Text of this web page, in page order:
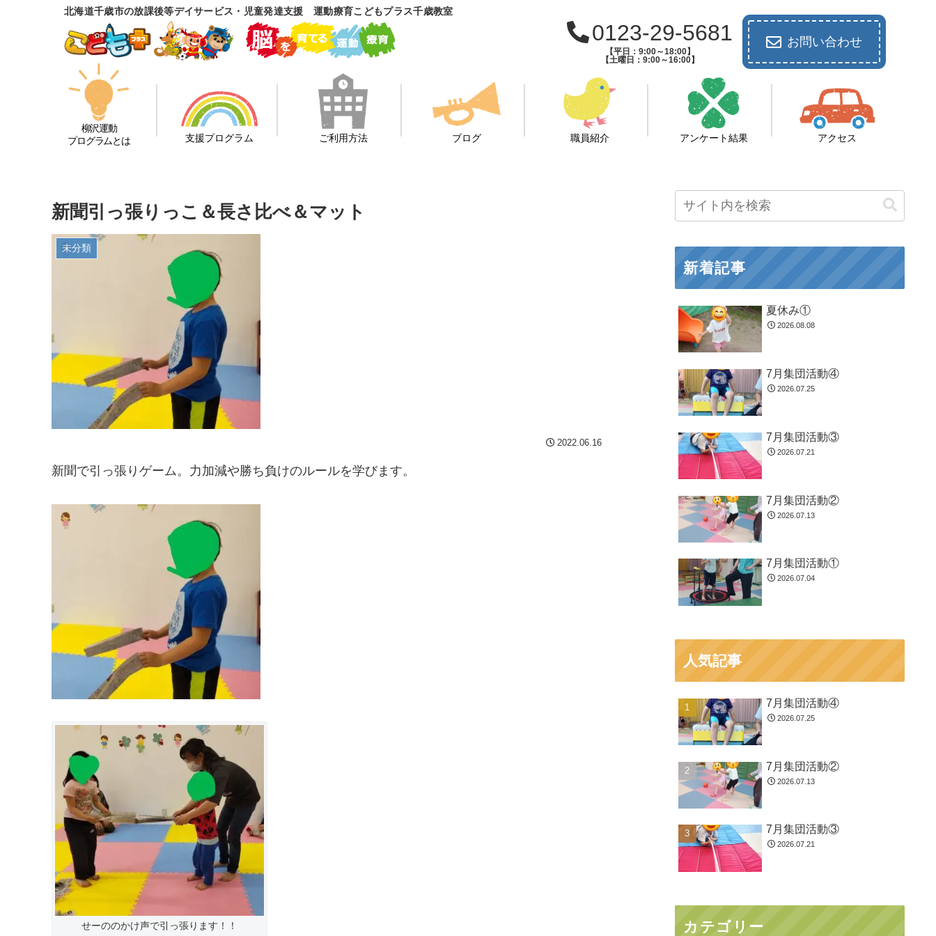
北海道千歳市の放課後等デイサービス・児童発達支援 運動療育こどもプラス千歳教室
0123-29-5681
【平日：9:00～18:00】
【土曜日：9:00～16:00】
お問い合わせ
柳沢運動
プログラムとは
支援プログラム ご利用方法 ブログ 職員紹介 アンケート結果 アクセス
新聞引っ張りっこ＆長さ比べ＆マット
未分類
2022.06.16
新聞で引っ張りゲーム。力加減や勝ち負けのルールを学びます。
せーののかけ声で引っ張ります！！
新着記事
夏休み①
2026.08.08
7月集団活動④
2026.07.25
7月集団活動③
2026.07.21
7月集団活動②
2026.07.13
7月集団活動①
2026.07.04
人気記事
7月集団活動④
2026.07.25
7月集団活動②
2026.07.13
7月集団活動③
2026.07.21
カテゴリー